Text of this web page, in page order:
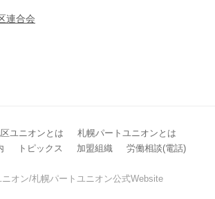
連合会
ユニオンとは
札幌パートユニオンとは
トピックス 加盟組織 労働相談(電話)
オン/札幌パートユニオン公式Website